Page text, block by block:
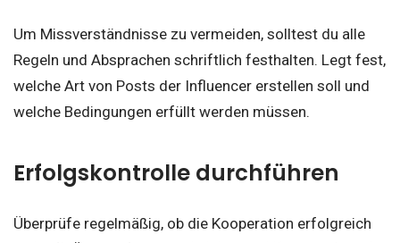
Um Missverständnisse zu vermeiden, solltest du alle
Regeln und Absprachen schriftlich festhalten. Legt fest,
welche Art von Posts der Influencer erstellen soll und
welche Bedingungen erfüllt werden müssen.
Erfolgskontrolle durchführen
Überprüfe regelmäßig, ob die Kooperation erfolgreich